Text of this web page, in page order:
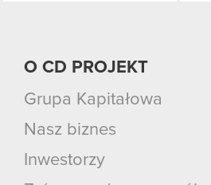
O CD PROJEKT
Grupa Kapitałowa
Nasz biznes
Inwestorzy